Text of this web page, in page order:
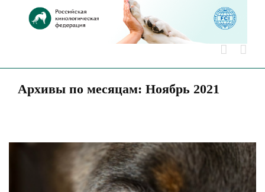
Архивы по месяцам: Ноябрь 2021